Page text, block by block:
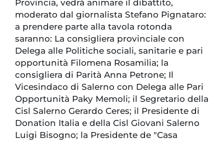
Provincia, vedrà animare il dibattito,
moderato dal giornalista Stefano Pignataro:
a prendere parte alla tavola rotonda
saranno: La consigliera provinciale con
Delega alle Politiche sociali, sanitarie e pari
opportunità Filomena Rosamilia; la
consigliera di Parità Anna Petrone; Il
Vicesindaco di Salerno con Delega alle Pari
Opportunità Paky Memoli; il Segretario della
Cisl Salerno Gerardo Ceres; il Presidente di
Donation Italia e della Cisl Giovani Salerno
Luigi Bisogno; la Presidente de "Casa